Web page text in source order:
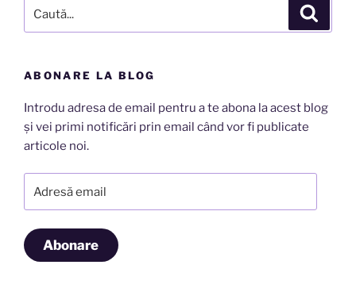
după:
ABONARE LA BLOG
Introdu adresa de email pentru a te abona la acest blog
și vei primi notificări prin email când vor fi publicate
articole noi.
Abonare